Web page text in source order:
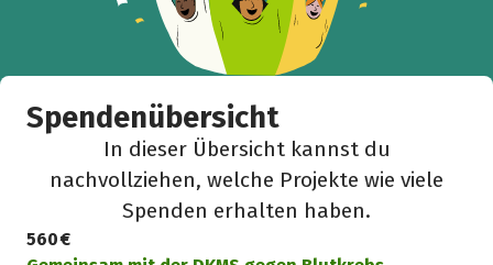
Spendenübersicht
In dieser Übersicht kannst du
nachvollziehen, welche Projekte wie viele
Spenden erhalten haben.
560 €